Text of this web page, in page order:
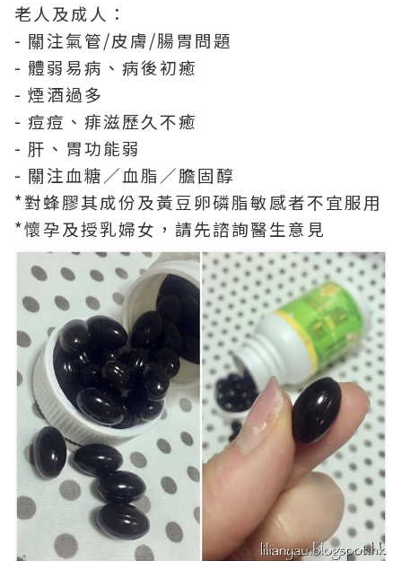
老人及成人：
- 關注氣管/皮膚/腸胃問題
- 體弱易病、病後初癒
- 煙酒過多
- 痘痘、痱滋歷久不癒
- 肝、胃功能弱
- 關注血糖／血脂／膽固醇
*對蜂膠其成份及黃豆卵磷脂敏感者不宜服用
*懷孕及授乳婦女，請先諮詢醫生意見